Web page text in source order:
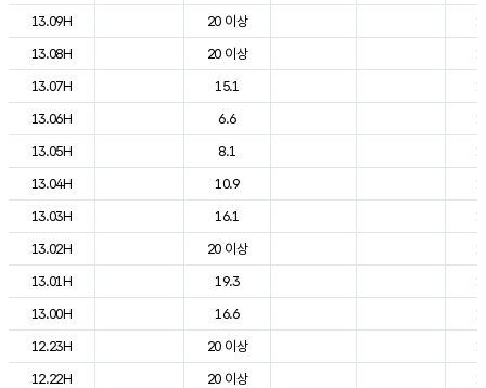
13.09H
20 이상
13.08H
20 이상
13.07H
15.1
13.06H
6.6
13.05H
8.1
13.04H
10.9
13.03H
16.1
13.02H
20 이상
13.01H
19.3
13.00H
16.6
12.23H
20 이상
12.22H
20 이상